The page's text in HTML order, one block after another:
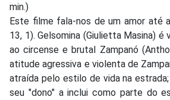
min.)
Este filme fala-nos de um amor até
13, 1). Gelsomina (Giulietta Masina) é
ao circense e brutal Zampanó
atitude agressiva e violenta de
atraída pelo estilo de vida na
seu "dono" a inclui como parte do